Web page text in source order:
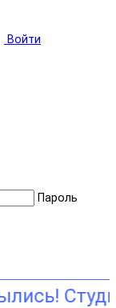
Войти
Пароль